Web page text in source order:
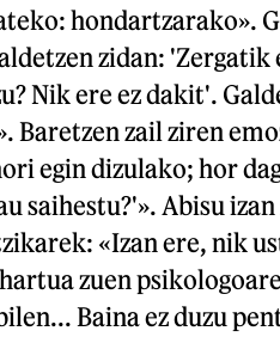
hondartzarako».
zidan:
Nik ere ez dakit'.
Baretzen zail ziren
egin dizulako; hor
saihestu?'». Abisu
«Izan ere, nik
zuen
Baina ez duzu